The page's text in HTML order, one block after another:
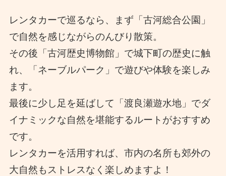
レンタカーで巡るなら、まず「古河総合公園」
で自然を感じながらのんびり散策。
その後「古河歴史博物館」で城下町の歴史に触
れ、「ネーブルパーク」で遊びや体験を楽しみ
ます。
最後に少し足を延ばして「渡良瀬遊水地」でダ
イナミックな自然を堪能するルートがおすすめ
です。
レンタカーを活用すれば、市内の名所も郊外の
大自然もストレスなく楽しめますよ！